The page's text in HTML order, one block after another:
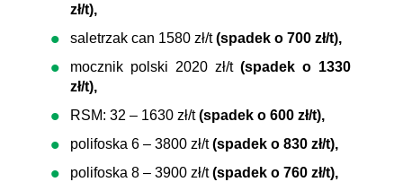
zł/t),
saletrzak can 1580 zł/t(spadek o 700 zł/t),
mocznik polski 2020 zł/t (spadek o 1330
zł/t),
RSM: 32 – 1630 zł/t(spadek o 600 zł/t),
polifoska 6 – 3800 zł/t(spadek o 830 zł/t),
polifoska 8 – 3900 zł/t(spadek o 760 zł/t),